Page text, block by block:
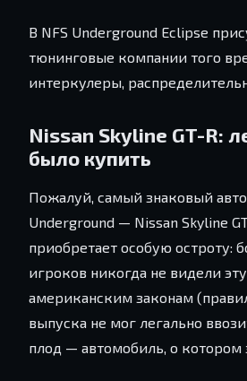
В NFS Underground Eclipse
тюнинговые компании того
интеркулеры,
Nissan Skyline GT-R:
было купить
Пожалуй, самый знаковый
Underground — Nissan Skyline
приобретает особую остроту:
игроков никогда не видели
американским законам
выпуска не мог легально
плод — автомобиль, о котором